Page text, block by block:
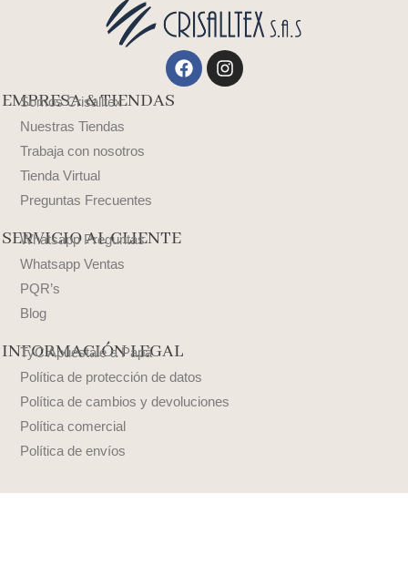
FacebookInstagram
EMPRESA & TIENDAS
Somos Crisalltex
Nuestras Tiendas
Trabaja con nosotros
Tienda Virtual
Preguntas Frecuentes
SERVICIO AL CLIENTE
Whatsapp Preguntas
Whatsapp Ventas
PQR’s
Blog
INFORMACIÓN LEGAL
TyC Apuéstale a Papá
Política de protección de datos
Política de cambios y devoluciones
Política comercial
Política de envíos